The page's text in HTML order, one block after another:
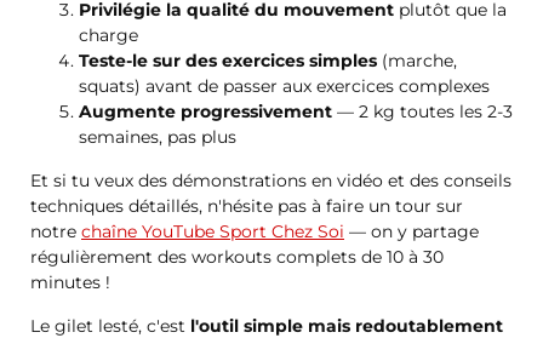
Privilégie la qualité du mouvement plutôt que la
charge
Teste-le sur des exercices simples (marche,
squats) avant de passer aux exercices complexes
Augmente progressivement — 2 kg toutes les 2-3
semaines, pas plus
Et si tu veux des démonstrations en vidéo et des conseils
techniques détaillés, n'hésite pas à faire un tour sur
notre chaîne YouTube Sport Chez Soi — on y partage
régulièrement des workouts complets de 10 à 30
minutes !
Le gilet lesté, c'est l'outil simple mais redoutablement